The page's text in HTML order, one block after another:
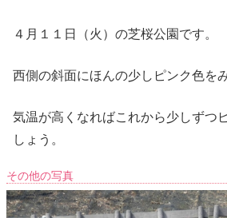
４月１１日（火）の芝桜公園です。
西側の斜面にほんの少しピンク色を
気温が高くなればこれから少しずつ
しょう。
その他の写真